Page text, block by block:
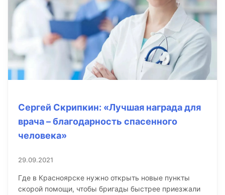
Сергей Скрипкин: «Лучшая награда для
врача – благодарность спасенного
человека»
29.09.2021
Где в Красноярске нужно открыть новые пункты
скорой помощи, чтобы бригады быстрее приезжали